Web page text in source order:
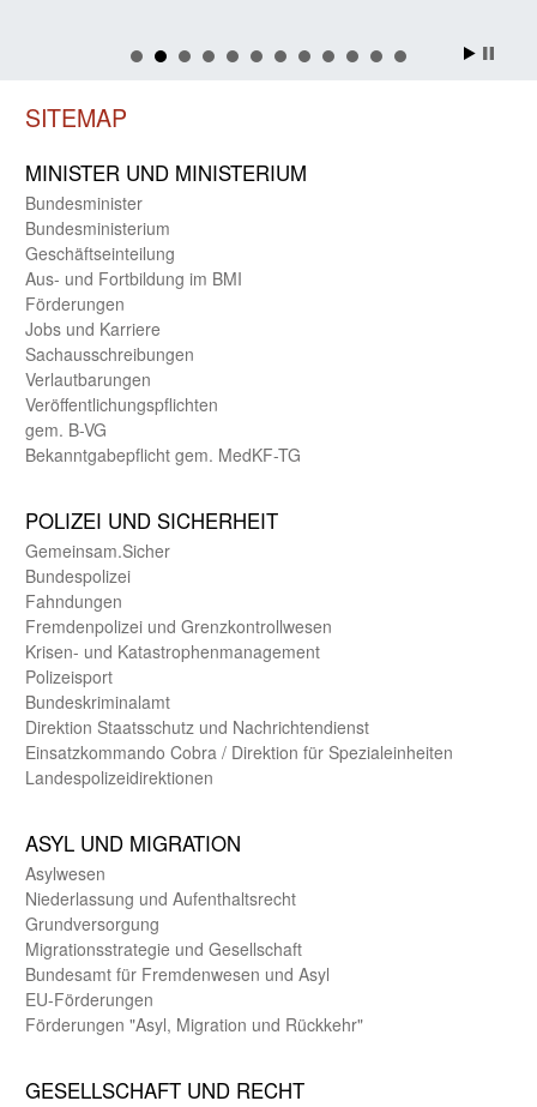
SITEMAP
MINISTER UND MINIST­ERIUM
Bundes­minister
Bundes­ministerium
Geschäfts­einteilung
Aus- und Fortbildung im BMI
Förderungen
Jobs und Karriere
Sachaus­schreibungen
Verlautbarungen
Veröffentlichungspflichten
gem. B-VG
Bekanntgabepflicht gem. MedKF-TG
POLIZEI UND SICHER­HEIT
Gemein­sam.Sicher
Bundes­polizei
Fahndungen
Fremdenpolizei und Grenzkontrollwesen
Krisen- und Katastrophen­management
Polizeisport
Bundes­kriminal­amt
Direktion Staats­schutz und Nach­richten­dienst
Einsatz­kommando Cobra / Direktion für Spezialeinheiten
Landes­polizei­direk­tionen
ASYL UND MIGRA­TION
Asyl­wesen
Nieder­lassung und Aufent­halts­recht
Grund­versorgung
Migrations­strategie und Gesell­schaft
Bundes­amt für Fremden­wesen und Asyl
EU-Förde­rungen
Förderungen "Asyl, Migration und Rückkehr"
GE­SELL­SCHAFT UND RECHT